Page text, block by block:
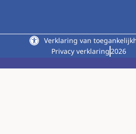
Verklaring van
Privacy verklaring2026